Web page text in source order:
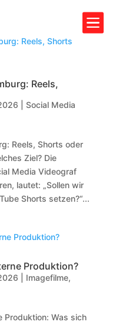

Reels,
Social Media
Reels, Shorts oder
Ziel? Die
Media Videograf
lautet: „Sollen wir
Shorts setzen?“...
Produktion?
Imagefilme,
Produktion: Was sich